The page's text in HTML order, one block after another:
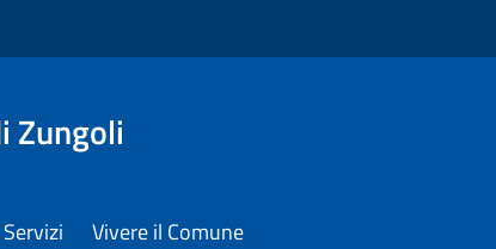
Zungoli
Servizi Vivere il Comune